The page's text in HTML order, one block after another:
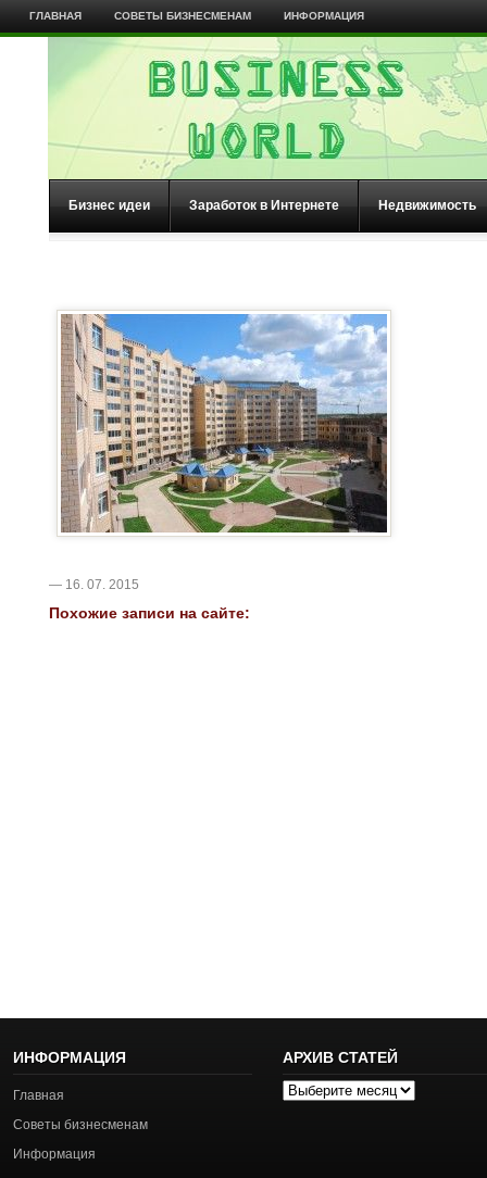
ГЛАВНАЯ СОВЕТЫ БИЗНЕСМЕНАМ ИНФОРМАЦИЯ
Бизнес идеи Заработок в Интернете Недвижимость
— 16. 07. 2015
Похожие записи на сайте:
ИНФОРМАЦИЯ
Главная
Советы бизнесменам
Информация
АРХИВ СТАТЕЙ
Архив